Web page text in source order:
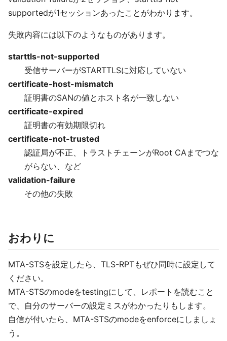
supportedが1セッションあったことがわかります。
失敗内容には以下のようなものがあります。
starttls-not-supported
受信サーバーがSTARTTLSに対応していない
certificate-host-mismatch
証明書のSANの値とホスト名が一致しない
certificate-expired
証明書の有効期限切れ
certificate-not-trusted
認証局が不正、トラストチェーンがRoot CAまでつな
がらない、など
validation-failure
その他の失敗
おわりに
MTA-STSを設定したら、TLS-RPTもぜひ同時に設定して
ください。
MTA-STSのmodeをtestingにして、レポートを読むこと
で、自分のサーバーの設定ミスがわかったりもします。
自信が付いたら、MTA-STSのmodeをenforceにしましょ
う。